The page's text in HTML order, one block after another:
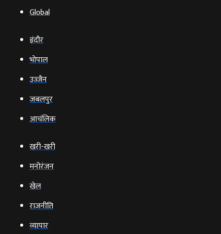
Global
इंदौर
भोपाल
उज्‍जैन
जबलपुर
आचंलिक
खरी-खरी
मनोरंजन
खेल
राजनीति
व्‍यापार